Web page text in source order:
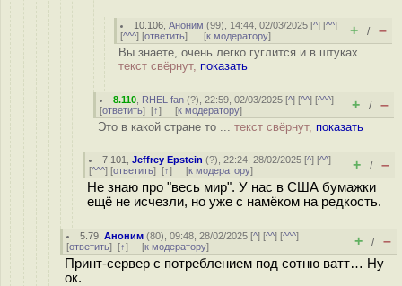
10.106 ,Аноним (99), 14:44, 02/03/2025 [^] [^^]
[^^^] [ответить] [к модератору] + / –
Вы знаете, очень легко гуглится и в штуках ...
текст свёрнут, показать
8.110 RHEL fan (?), 22:59, 02/03/2025 [^] [^^] [^^^]
[ответить] [↑] [к модератору] + / –
Это в какой стране то ... текст свёрнут, показать
7.101 ,Jeffrey Epstein (?), 22:24, 28/02/2025 [^] [^^]
[^^^] [ответить] [↑] [к модератору] + / –
Не знаю про "весь мир". У нас в США бумажки
ещё не исчезли, но уже с намёком на редкость.
5.79 ,Аноним (80), 09:48, 28/02/2025 [^] [^^] [^^^]
[ответить] [↑] [к модератору] + / –
Принт-сервер с потреблением под сотню ватт… Ну
ок.